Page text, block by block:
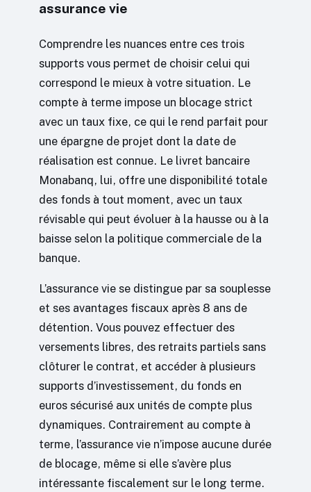
assurance vie
Comprendre les nuances entre ces trois
supports vous permet de choisir celui qui
correspond le mieux à votre situation. Le
compte à terme impose un blocage strict
avec un taux fixe, ce qui le rend parfait pour
une épargne de projet dont la date de
réalisation est connue. Le livret bancaire
Monabanq, lui, offre une disponibilité totale
des fonds à tout moment, avec un taux
révisable qui peut évoluer à la hausse ou à la
baisse selon la politique commerciale de la
banque.
L’assurance vie se distingue par sa souplesse
et ses avantages fiscaux après 8 ans de
détention. Vous pouvez effectuer des
versements libres, des retraits partiels sans
clôturer le contrat, et accéder à plusieurs
supports d’investissement, du fonds en
euros sécurisé aux unités de compte plus
dynamiques. Contrairement au compte à
terme, l’assurance vie n’impose aucune durée
de blocage, même si elle s’avère plus
intéressante fiscalement sur le long terme.